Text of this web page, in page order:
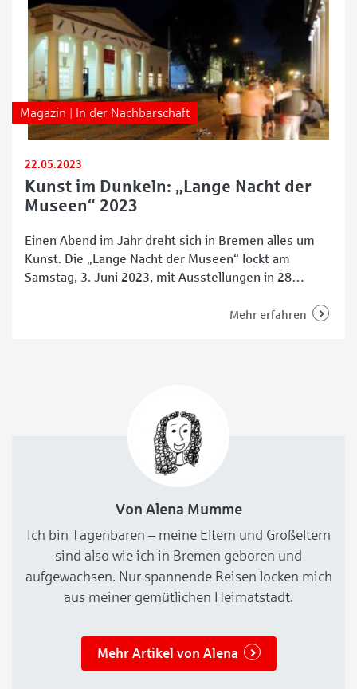
Magazin | In der Nachbarschaft
22.05.2023
Kunst im Dunkeln: „Lange Nacht der
Museen“ 2023
Einen Abend im Jahr dreht sich in Bremen alles um
Kunst. Die „Lange Nacht der Museen“ lockt am
Samstag, 3. Juni 2023, mit Ausstellungen in 28
Kulturfans dann von einem Ort zum anderen pilgern
Mehr erfahren
Von Alena Mumme
Ich bin Tagenbaren – meine Eltern und Großeltern
sind also wie ich in Bremen geboren und
aufgewachsen. Nur spannende Reisen locken mich
aus meiner gemütlichen Heimatstadt.
Mehr Artikel von Alena